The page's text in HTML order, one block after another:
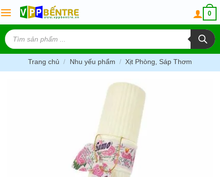
to
content
0
Tìm
kiếm
sản
phẩm
Trang chủ / Nhu yếu phẩm / Xịt Phòng, Sáp Thơm